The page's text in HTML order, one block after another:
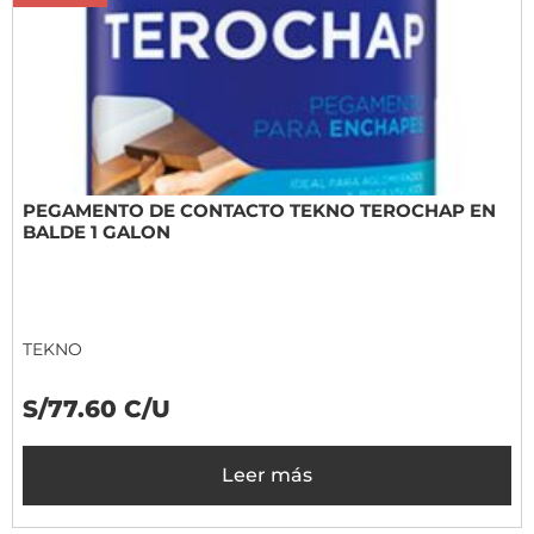
PEGAMENTO DE CONTACTO TEKNO TEROCHAP EN
BALDE 1 GALON
TEKNO
S/77.60 C/U
Leer más